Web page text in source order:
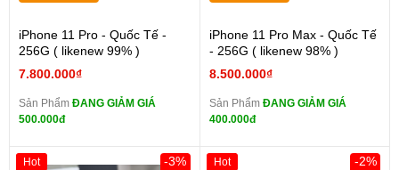
iPhone 11 Pro - Quốc Tế -
256G ( likenew 99% )
7.800.000₫
Sản Phẩm ĐANG GIẢM GIÁ
500.000đ
iPhone 11 Pro Max - Quốc Tế
- 256G ( likenew 98% )
8.500.000₫
Sản Phẩm ĐANG GIẢM GIÁ
400.000đ
-3%
Hot -2%
Hot